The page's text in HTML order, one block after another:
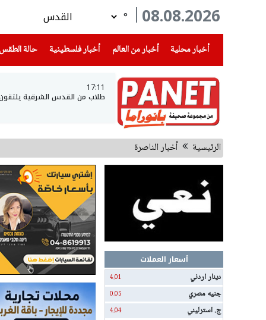
08.08.2026
°
أخبار محلية
(current) أخبار من العالم أخبار فلسطينية(current) حالة الطقس
17:11
طلاب من القدس الشرقية يلتقون
الرئيسية أخبار الناصرة
أسعار العملات
دينار اردني
4.01
جنيه مصري 0.05
ج. استرليني 4.04